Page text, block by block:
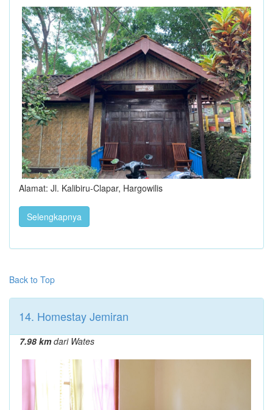
Alamat: Jl. Kalibiru-Clapar, Hargowilis
Selengkapnya
Back to Top
14. Homestay Jemiran
7.98 kmdari Wates